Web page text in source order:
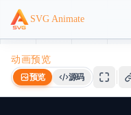
SVG Animate
动画预览
预览 源码